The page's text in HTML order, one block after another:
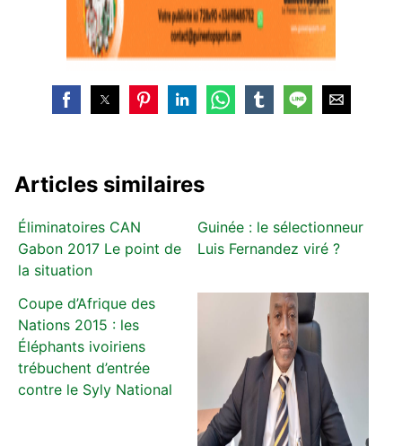
Articles similaires
Éliminatoires CAN
Gabon 2017 Le point de
la situation
Guinée : le sélectionneur
Luis Fernandez viré ?
Coupe d’Afrique des
Nations 2015 : les
Éléphants ivoiriens
trébuchent d’entrée
contre le Syly National